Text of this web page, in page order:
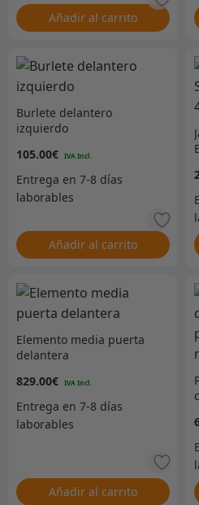
Añadir al carrito
Burlete delantero
izquierdo
105.00€
Añadir al carrito
Elemento media puerta
delantera
829.00€
Añadir al carrito